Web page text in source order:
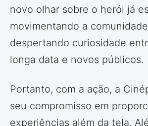
novo olhar sobre o herói já
movimentando a
despertando curiosidade
longa data e novos públicos.
Portanto, com a ação, a
seu compromisso em
experiências além da tela.